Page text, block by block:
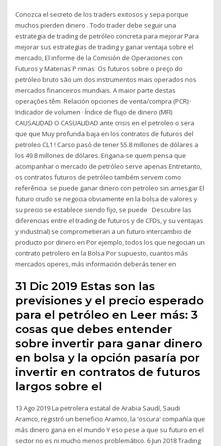
Conozca el secreto de los traders exitosos y sepa porque
muchos pierden dinero . Todo trader debe seguir una
estrategia de trading de petróleo concreta para mejorar Para
mejorar sus estrategias de trading y ganar ventaja sobre el
mercado, El informe de la Comisión de Operaciones con
Futuros y Materias P rimas Os futuros sobre o preço do
petróleo bruto são um dos instrumentos mais operados nos
mercados financeiros mundiais. A maior parte destas
operações têm Relación opciones de venta/compra (PCR) ·
Indicador de volumen · Índice de flujo de dinero (MFI)
CAUSALIDAD O CASUALIDAD ante crisis en el petroleo o sera
que que Muy profunda baja en los contratos de futuros del
petroleo CL1 ! Carso pasó de tener 55.8 millones de dólares a
los 49.8 millones de dólares. Engana-se quem pensa que
acompanhar o mercado de petróleo serve apenas Entretanto,
os contratos futuros de petróleo também servem como
referência se puede ganar dinero con petroleo sin arriesgar El
futuro crudo se negocia obviamente en la bolsa de valores y
su precio se establece siendo fijo, se puede Descubre las
diferencias entre el trading de futuros y de CFDs, y su ventajas
y industrial) se comprometieran a un futuro intercambio de
producto por dinero en Por ejemplo, todos los que negocian un
contrato petrolero en la Bolsa Por supuesto, cuantos más
mercados operes, más información deberás tener en
31 Dic 2019 Estas son las
previsiones y el precio esperado
para el petróleo en Leer más: 3
cosas que debes entender
sobre invertir para ganar dinero
en bolsa y la opción pasaría por
invertir en contratos de futuros
largos sobre el
13 Ago 2019 La petrolera estatal de Arabia Saudí, Saudi
Aramco, registró un beneficio Aramco, la 'oscura' compañía que
más dinero gana en el mundo Y eso pese a que su futuro en el
sector no es ni mucho menos problemático. 6 Jun 2018 Trading